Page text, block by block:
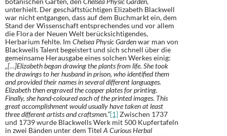
unterhielt. Der geschäftstüchtigen Elizabeth Blackwell
war nicht entgangen, dass auf dem Buchmarkt ein, dem
Stand der Wissenschaft entsprechendes und vor allem
die Flora der Neuen Welt berücksichtigendes,
Herbarium fehlte. Im Chelsea Physic Gardenwar man von
Blackwells Talent begeistert und sich schnell über die
gemeinsame Herausgabe eines solchen Werkes einig:
„[…]Elizabeth began drawing the plants from life. She took
the drawings to her husband in prison, who identified them
and provided their names in several different languages.
Elizabeth then engraved the copper plates for printing.
Finally, she hand-coloured each of the printed images. This
great accomplishment would usually have taken at least
three different artists and craftsmen.”[1]Zwischen 1737
und 1739 wurde Blackwells Werk mit 500 Kupfertafeln
in zwei Bänden unter dem Titel A Curious Herbal